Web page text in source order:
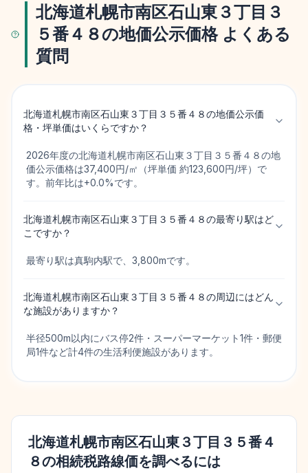
北海道札幌市南区石山東３丁目３
５番４８の地価公示価格 よくある
質問
北海道札幌市南区石山東３丁目３５番４８の地価公示価
格・坪単価はいくらですか？
2026年度の北海道札幌市南区石山東３丁目３５番４８の地
価公示価格は37,400円/㎡（坪単価 約123,600円/坪）で
す。前年比は+0.0%です。
北海道札幌市南区石山東３丁目３５番４８の最寄り駅はど
こですか？
最寄り駅は真駒内駅で、3,800mです。
北海道札幌市南区石山東３丁目３５番４８の周辺にはどん
な施設がありますか？
半径500m以内にバス停2件・スーパーマーケット1件・郵便
局1件など計4件の生活利便施設があります。
北海道札幌市南区石山東３丁目３５番４
８の相続税路線価を調べるには